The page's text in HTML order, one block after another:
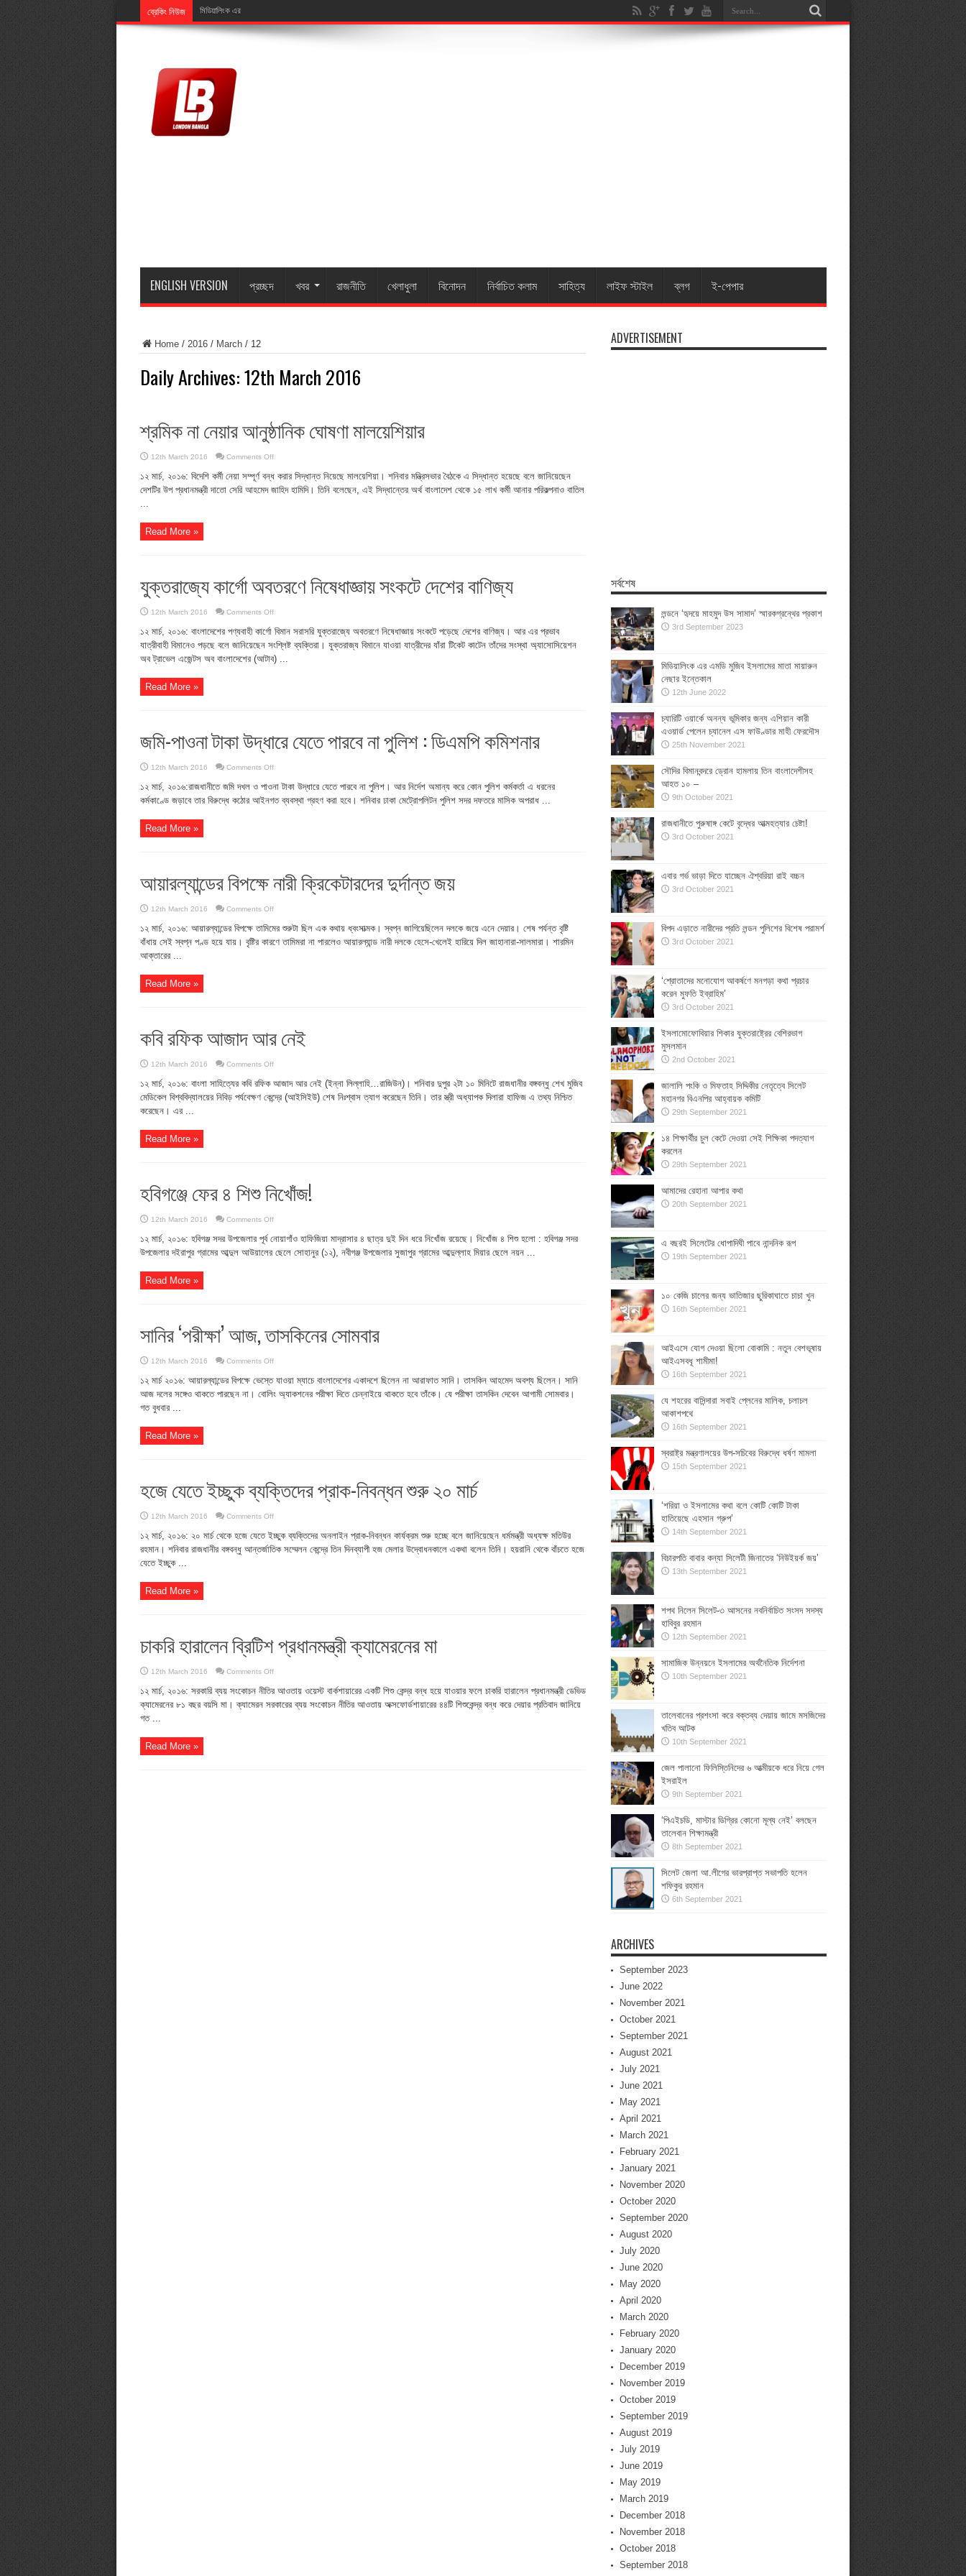
ব্রেকিং নিউজ মিডিয়ালিংক এর এমডি মুজিব ইসলামের মাতা মায়ারুন নেছার
ENGLISH VERSION প্রচ্ছদ খবর রাজনীতি খেলাধুলা বিনোদন নির্বাচিত কলাম সাহিত্য লাইফ স্টাইল ব্লগ ই-পেপার
Home/ 2016/ March/ 12
Daily Archives:12th March 2016
শ্রমিক না নেয়ার আনুষ্ঠানিক ঘোষণা মালয়েশিয়ার
12th March 2016 Comments Offon
না
নেয়ার
আনুষ্ঠানিক
১২ মার্চ, ২০১৬: বিদেশি কর্মী নেয়া সম্পূর্ণ বন্ধ করার সিদ্ধান্ত নিয়েছে মালয়েশিয়া। শনিবার মন্ত্রিসভার বৈঠকে এ সিদ্ধান্ত হয়েছে বলে জানিয়েছেন
দেশটির উপ প্রধানমন্ত্রী দাতো সেরি আহমেদ জাহিদ হামিদি। তিনি বলেছেন, এই সিদ্ধান্তের অর্থ বাংলাদেশ থেকে ১৫ লাখ কর্মী আনার পরিকল্পনাও বাতিল
...
Read More »
যুক্তরাজ্যে কার্গো অবতরণে নিষেধাজ্ঞায় সংকটে দেশের বাণিজ্য
12th March 2016 Comments Offon
কার্গো
অবতরণে
নিষেধাজ্ঞায়
সংকটে
দেশের
১২ মার্চ, ২০১৬: বাংলাদেশের পণ্যবাহী কার্গো বিমান সরাসরি যুক্তরাজ্যে অবতরণে নিষেধাজ্ঞায় সংকটে পড়েছে দেশের বাণিজ্য। আর এর প্রভাব
যাত্রীবাহী বিমানেও পড়ছে বলে জানিয়েছেন সংশ্লিষ্ট ব্যক্তিরা। যুক্তরাজ্য বিমানে যাওয়া যাত্রীদের যাঁরা টিকেট কাটেন তাঁদের সংস্থা অ্যাসোসিয়েশন
অব ট্রাভেল এজেন্টস অব বাংলাদেশের (আটাব) ...
Read More »
জমি-পাওনা টাকা উদ্ধারে যেতে পারবে না পুলিশ : ডিএমপি কমিশনার
12th March 2016 Comments Offon
পাওনা
টাকা
উদ্ধারে
১২ মার্চ, ২০১৬:রাজধানীতে জমি দখল ও পাওনা টাকা উদ্ধারে যেতে পারবে না পুলিশ। আর নির্দেশ অমান্য করে কোন পুলিশ কর্মকর্তা এ ধরনের
কর্মকাণ্ডে জড়াবে তার বিরুদ্ধে কঠোর আইনগত ব্যবস্থা গ্রহণ করা হবে। শনিবার ঢাকা মেট্রোপলিটন পুলিশ সদর দফতরে মাসিক অপরাধ ...
Read More »
আয়ারল্যান্ডের বিপক্ষে নারী ক্রিকেটারদের দুর্দান্ত জয়
12th March 2016 Comments Offon
বিপক্ষে
নারী
ক্রিকেটারদের
১২ মার্চ, ২০১৬: আয়ারল্যান্ডের বিপক্ষে তামিমের শুরুটা ছিল এক কথায় ধ্বংসাত্মক। স্বপ্ন জাগিয়েছিলেন দলকে জয়ে এনে দেয়ার। শেষ পর্যন্ত বৃষ্টি
বাঁধায় সেই স্বপ্ন পণ্ড হয়ে যায়। বৃষ্টির কারণে তামিমরা না পারলেও আয়ারল্যান্ড নারী দলকে হেসে-খেলেই হারিয়ে দিল জাহানারা-সালমারা। শারমিন
আক্তারের ...
Read More »
কবি রফিক আজাদ আর নেই
12th March 2016 Comments Offon
রফিক
আজাদ
আর
১২ মার্চ, ২০১৬: বাংলা সাহিত্যের কবি রফিক আজাদ আর নেই (ইন্না লিল্লাহি…রাজিউন)। শনিবার দুপুর ২টা ১০ মিনিটে রাজধানীর বঙ্গবন্ধু শেখ মুজিব
মেডিকেল বিশ্ববিদ্যালয়ের নিবিড় পর্যবেক্ষণ কেন্দ্রে (আইসিইউ) শেষ নিঃশ্বাস ত্যাগ করেছেন তিনি। তার স্ত্রী অধ্যাপক দিলারা হাফিজ এ তথ্য নিশ্চিত
করেছেন। এর ...
Read More »
হবিগঞ্জে ফের ৪ শিশু নিখোঁজ!
12th March 2016 Comments Offon
ফের
৪
শিশু
১২ মার্চ, ২০১৬: হবিগঞ্জ সদর উপজেলার পূর্ব নোয়াগাঁও হাফিজিয়া মাদ্রাসার ৪ ছাত্র দুই দিন ধরে নিখোঁজ রয়েছে। নিখোঁজ ৪ শিশু হলো : হবিগঞ্জ সদর
উপজেলার দইরাপুর গ্রামের আব্দুল আউয়ালের ছেলে সোহানুর (১২), নবীগঞ্জ উপজেলার সুজাপুর গ্রামের আব্দুল্লাহ মিয়ার ছেলে নয়ন ...
Read More »
সানির ‘পরীক্ষা’ আজ, তাসকিনের সোমবার
12th March 2016 Comments Offon
‘পরীক্ষা’
আজ,
তাসকিনের
১২ মার্চ ২০১৬: আয়ারল্যান্ডের বিপক্ষে ভেস্তে যাওয়া ম্যাচে বাংলাদেশের একাদশে ছিলেন না আরাফাত সানি। তাসকিন আহমেদ অবশ্য ছিলেন। সানি
আজ দলের সঙ্গেও থাকতে পারছেন না। বোলিং অ্যাকশনের পরীক্ষা দিতে চেন্নাইয়ে থাকতে হবে তাঁকে। যে পরীক্ষা তাসকিন দেবেন আগামী সোমবার।
গত বুধবার ...
Read More »
হজে যেতে ইচ্ছুক ব্যক্তিদের প্রাক-নিবন্ধন শুরু ২০ মার্চ
12th March 2016 Comments Offon
যেতে
ইচ্ছুক
ব্যক্তিদের
১২ মার্চ, ২০১৬: ২০ মার্চ থেকে হজে যেতে ইচ্ছুক ব্যক্তিদের অনলাইন প্রাক-নিবন্ধন কার্যক্রম শুরু হচ্ছে বলে জানিয়েছেন ধর্মমন্ত্রী অধ্যক্ষ মতিউর
রহমান। শনিবার রাজধানীর বঙ্গবন্ধু আন্তর্জাতিক সম্মেলন কেন্দ্রে তিন দিনব্যাপী হজ মেলার উদ্বোধনকালে একথা বলেন তিনি। হয়রানি থেকে বাঁচতে হজে
যেতে ইচ্ছুক ...
Read More »
চাকরি হারালেন ব্রিটিশ প্রধানমন্ত্রী ক্যামেরনের মা
12th March 2016 Comments Offon
হারালেন
ব্রিটিশ
প্রধানমন্ত্রী
১২ মার্চ, ২০১৬: সরকারি ব্যয় সংকোচন নীতির আওতায় ওয়েস্ট বার্কশায়ারের একটি শিশু কেন্দ্র বন্ধ হয়ে যাওয়ার ফলে চাকরি হারালেন প্রধানমন্ত্রী ডেভিড
ক্যামেরনের ৮১ বছর বয়সি মা। ক্যামেরন সরকারের ব্যয় সংকোচন নীতির আওতায় অক্সফোর্ডশায়ারের ৪৪টি শিশুকেন্দ্র বন্ধ করে দেয়ার প্রতিবাদ জানিয়ে
গত ...
Read More »
ADVERTISEMENT
সর্বশেষ
লন্ডনে ‘হৃদয়ে মাহমুদ উস সামাদ’ স্মারকগ্রন্থের প্রকাশ
3rd September 2023
মিডিয়ালিংক এর এমডি মুজিব ইসলামের মাতা মায়ারুন
নেছার ইন্তেকাল
12th June 2022
চ্যারিটি ওয়ার্কে অনন্য ভূমিকার জন্য এশিয়ান কারী
এওয়ার্ড পেলেন চ্যানেল এস ফাউণ্ডার মাহী ফেরদৌস
25th November 2021
সৌদির বিমানবন্দরে ড্রোন হামলায় তিন বাংলাদেশীসহ
আহত ১০ –
9th October 2021
রাজধানীতে পুরুষাঙ্গ কেটে বৃদ্ধের আত্মহত্যার চেষ্টা!
3rd October 2021
এবার গর্ভ ভাড়া দিতে যাচ্ছেন ঐশ্বরিয়া রাই বচ্চন
3rd October 2021
বিপদ এড়াতে নারীদের প্রতি লন্ডন পুলিশের বিশেষ পরামর্শ
3rd October 2021
‘শ্রোতাদের মনোযোগ আকর্ষণে মনগড়া কথা প্রচার
করেন মুফতি ইব্রাহিম’
3rd October 2021
ইসলামোফোবিয়ার শিকার যুক্তরাষ্ট্রের বেশিরভাগ
মুসলমান
2nd October 2021
জালালি পংকি ও মিফতাহ সিদ্দিকীর নেতৃত্বে সিলেট
মহানগর বিএনপির আহ্বায়ক কমিটি
29th September 2021
১৪ শিক্ষার্থীর চুল কেটে দেওয়া সেই শিক্ষিকা পদত্যাগ
করলেন
29th September 2021
আমাদের রেহানা আপার কথা
20th September 2021
এ বছরই সিলেটের ধোপাদিঘী পাবে নান্দনিক রূপ
19th September 2021
১০ কেজি চালের জন্য ভাতিজার ছুরিকাঘাতে চাচা খুন
16th September 2021
আইএসে যোগ দেওয়া ছিলো বোকামি : নতুন বেশভূষায়
আইএসবধূ শামীমা!
16th September 2021
যে শহরের বাসিন্দারা সবাই প্লেনের মালিক, চলাচল
আকাশপথে
16th September 2021
স্বরাষ্ট্র মন্ত্রণালয়ের উপ-সচিবের বিরুদ্ধে ধর্ষণ মামলা
15th September 2021
‘শরিয়া ও ইসলামের কথা বলে কোটি কোটি টাকা
হাতিয়েছে এহসান গ্রুপ’
14th September 2021
বিচারপতি বাবার কন্যা সিলেটী জিনাতের ‘নিউইয়র্ক জয়’
13th September 2021
শপথ নিলেন সিলেট-৩ আসনের নবনির্বাচিত সংসদ সদস্য
হাবিবুর রহমান
12th September 2021
সামাজিক উন্নয়নে ইসলামের অর্থনৈতিক নির্দেশনা
10th September 2021
তালেবানের প্রশংসা করে বক্তব্য দেয়ায় জামে মসজিদের
খতিব আটক
10th September 2021
জেল পালানো ফিলিস্তিনিদের ৬ আত্মীয়কে ধরে নিয়ে গেল
ইসরাইল
9th September 2021
‘পিএইচডি, মাস্টার ডিগ্রির কোনো মূল্য নেই’ বলছেন
তালেবান শিক্ষামন্ত্রী
8th September 2021
সিলেট জেলা আ.লীগের ভারপ্রাপ্ত সভাপতি হলেন
শফিকুর রহমান
6th September 2021
ARCHIVES
September 2023
June 2022
November 2021
October 2021
September 2021
August 2021
July 2021
June 2021
May 2021
April 2021
March 2021
February 2021
January 2021
November 2020
October 2020
September 2020
August 2020
July 2020
June 2020
May 2020
April 2020
March 2020
February 2020
January 2020
December 2019
November 2019
October 2019
September 2019
August 2019
July 2019
June 2019
May 2019
March 2019
December 2018
November 2018
October 2018
September 2018